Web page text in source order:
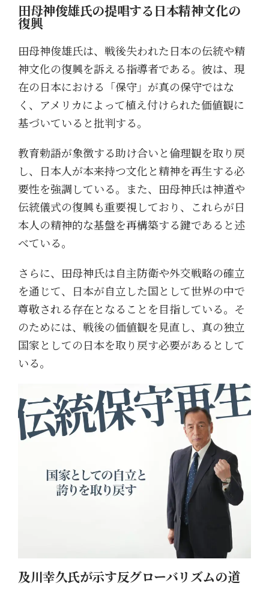
田母神俊雄氏の提唱する日本精神文化の
復興
田母神俊雄氏は、戦後失われた日本の伝統や精
神文化の復興を訴える指導者である。彼は、現
在の日本における「保守」が真の保守ではな
く、アメリカによって植え付けられた価値観に
基づいていると批判する。
教育勅語が象徴する助け合いと倫理観を取り戻
し、日本人が本来持つ文化と精神を再生する必
要性を強調している。また、田母神氏は神道や
伝統儀式の復興も重要視しており、これらが日
本人の精神的な基盤を再構築する鍵であると述
べている。
さらに、田母神氏は自主防衛や外交戦略の確立
を通じて、日本が自立した国として世界の中で
尊敬される存在となることを目指している。そ
のためには、戦後の価値観を見直し、真の独立
国家としての日本を取り戻す必要があるとして
いる。
及川幸久氏が示す反グローバリズムの道